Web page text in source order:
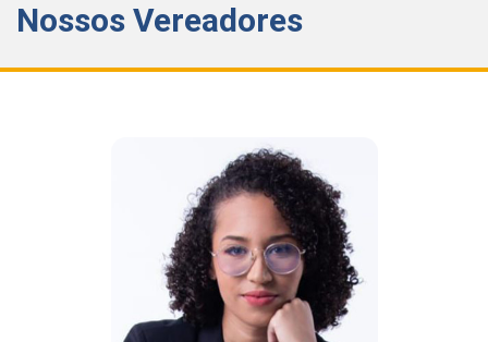
Nossos Vereadores